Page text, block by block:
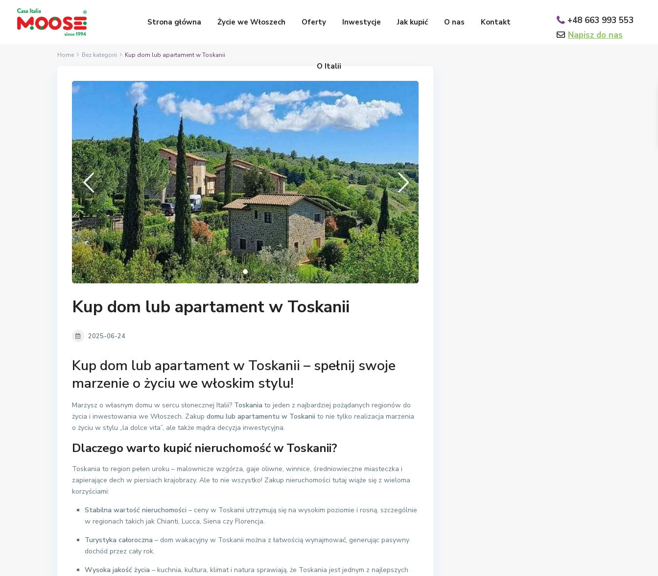
+48 663 993 553
Napisz do nas
Strona główna Życie we Włoszech Oferty Inwestycje Jak kupić O nas Kontakt
O Italii
Home Bez kategorii Kup dom lub apartament w Toskanii
Kup dom lub apartament w Toskanii
2025-06-24
Kup dom lub apartament w Toskanii – spełnij swoje
marzenie o życiu we włoskim stylu!
Marzysz o własnym domu w sercu słonecznej Italii? Toskania to jeden z najbardziej pożądanych regionów do
życia i inwestowania we Włoszech. Zakup domu lub apartamentu w Toskanii to nie tylko realizacja marzenia
o życiu w stylu „la dolce vita”, ale także mądra decyzja inwestycyjna.
Dlaczego warto kupić nieruchomość w Toskanii?
Toskania to region pełen uroku – malownicze wzgórza, gaje oliwne, winnice, średniowieczne miasteczka i
zapierające dech w piersiach krajobrazy. Ale to nie wszystko! Zakup nieruchomości tutaj wiąże się z wieloma
korzyściami:
Stabilna wartość nieruchomości – ceny w Toskanii utrzymują się na wysokim poziomie i rosną, szczególnie
w regionach takich jak Chianti, Lucca, Siena czy Florencja.
Turystyka całoroczna – dom wakacyjny w Toskanii można z łatwością wynajmować, generując pasywny
dochód przez cały rok.
Wysoka jakość życia – kuchnia, kultura, klimat i natura sprawiają, że Toskania jest jednym z najlepszych